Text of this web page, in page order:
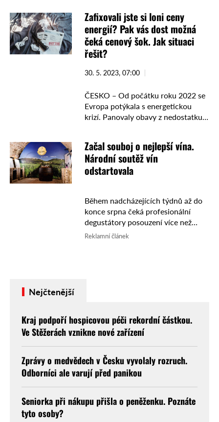
radikálně vzrostly. Teprve v loňském roce se
začaly relativně …
Zafixovali jste si loni ceny
energií? Pak vás dost možná
čeká cenový šok. Jak situaci
řešit?
30. 5. 2023, 07:00
ČESKO – Od počátku roku 2022 se
Evropa potýkala s energetickou
krizí. Panovaly obavy z nedostatku
lidem tak zálohy vzrostly do
astronomických …
Začal souboj o nejlepší vína.
Národní soutěž vín
odstartovala
Během nadcházejících týdnů až do
konce srpna čeká profesionální
degustátory posouzení více než
dvou tisícovek vzorků. Zástupci
Reklamní článek
Nejčtenější
Kraj podpoří hospicovou péči rekordní částkou.
Ve Stěžerách vznikne nové zařízení
Zprávy o medvědech v Česku vyvolaly rozruch.
Odborníci ale varují před panikou
Seniorka při nákupu přišla o peněženku. Poznáte
tyto osoby?